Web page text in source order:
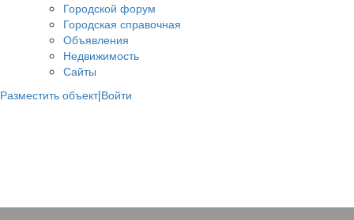
Городской форум
Городская справочная
Объявления
Недвижимость
Сайты
Разместить объект|Войти